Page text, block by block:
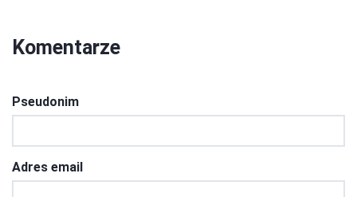
Komentarze
Pseudonim
Adres email